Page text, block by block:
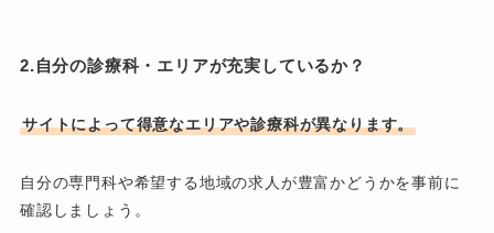
2.自分の診療科・エリアが充実しているか？
サイトによって得意なエリアや診療科が異なります。
自分の専門科や希望する地域の求人が豊富かどうかを事前に
確認しましょう。